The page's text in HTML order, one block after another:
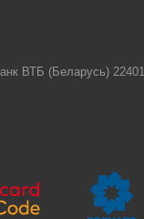
ВТБ (Беларусь)